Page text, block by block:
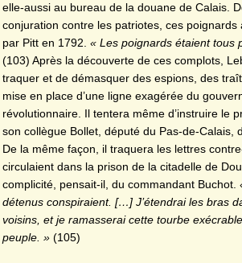
elle-aussi au bureau de la douane de Calais.
conjuration contre les patriotes, ces poignards
par Pitt en 1792. « Les poignards étaient tous
(103) Après la découverte de ces complots,
traquer et de démasquer des espions, des
mise en place d’une ligne exagérée du
révolutionnaire. Il tentera même d’instruire le
son collègue Bollet, député du Pas-de-Calais,
De la même façon, il traquera les lettres
circulaient dans la prison de la citadelle de
complicité, pensait-il, du commandant Buchot.
détenus conspiraient. […] J’étendrai les bras
voisins, et je ramasserai cette tourbe
peuple. » (105)